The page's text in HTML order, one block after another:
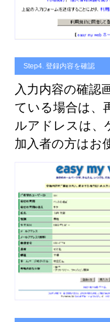
Step4. 登録内容を確認
入力内容の確認
ている場合は、
ルアドレスは、
加入者の方はお